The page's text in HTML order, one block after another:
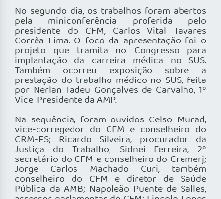
No segundo dia, os trabalhos foram abertos
pela miniconferência proferida pelo
presidente do CFM, Carlos Vital Tavares
Corrêa Lima. O foco da apresentação foi o
projeto que tramita no Congresso para
implantação da carreira médica no SUS.
Também ocorreu exposição sobre a
prestação do trabalho médico no SUS, feita
por Nerlan Tadeu Gonçalves de Carvalho, 1º
Vice-Presidente da AMP.
Na sequência, foram ouvidos Celso Murad,
vice-corregedor do CFM e conselheiro do
CRM-ES; Ricardo Silveira, procurador da
Justiça do Trabalho; Sidnei Ferreira, 2º
secretário do CFM e conselheiro do Cremerj;
Jorge Carlos Machado Curi, também
conselheiro do CFM e diretor de Saúde
Pública da AMB; Napoleão Puente de Salles,